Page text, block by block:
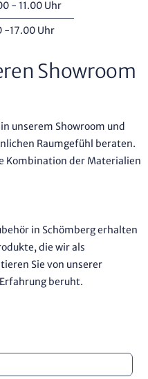
- 11.00 Uhr
-17.00 Uhr
Showroom
unserem Showroom und
Raumgefühl beraten.
Kombination der Materialien
in Schömberg erhalten
die wir als
Sie von unserer
beruht.